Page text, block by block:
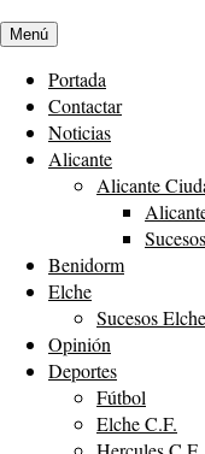
Menú
Portada
Contactar
Noticias
Alicante
Alicante
Benidorm
Elche
Sucesos Elche
Opinión
Deportes
Fútbol
Elche C.F.